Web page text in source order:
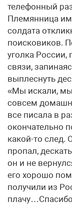
телефонный
Племянница
солдата
поисковиков.
уголка России,
связи,
выплеснуть
«Мы искали, мы
совсем
все писала в
окончательно
какой-то след.
пропал,
он и не
его хорошо
получили из